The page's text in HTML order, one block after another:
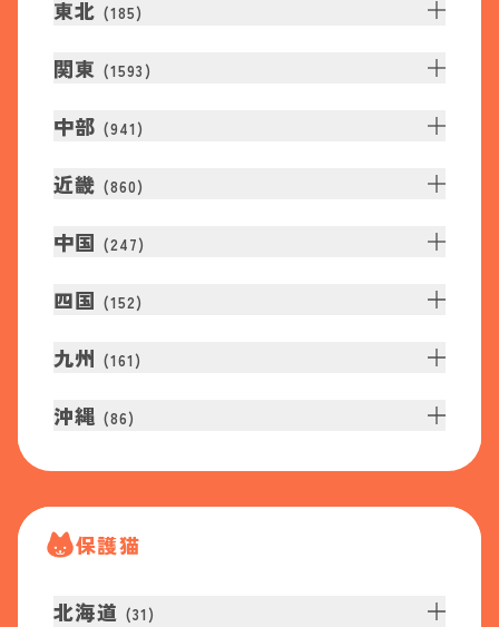
東北 (185)
関東 (1593 )
中部 (941 )
近畿 (860)
中国 (247)
四国 (152)
九州 (161 )
沖縄 (86)
保護猫
北海道 (31 )